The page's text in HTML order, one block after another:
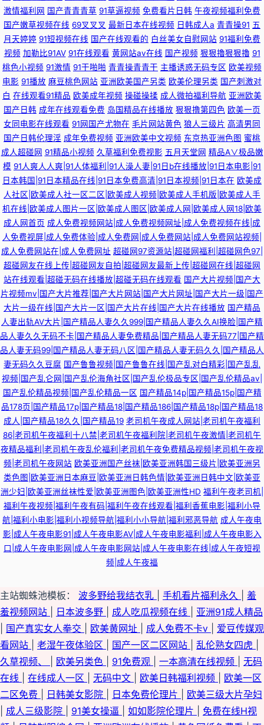
激情福利网 国产青青青草 91草逼视频 免费看片日韩 午夜视频福利免费
国产嫩草视频在线 69叉叉叉 最新日本在线视频 日韩成人a 青青操91 五
月天婷婷 91短视频在线 国产在线观看的 白丝美女自慰网站 91福利免费
视频 加勒比91AV 91在线观看 黄网站av在线 国产视频 狠狠擼狠狠擼 91
桃色小视频 91激情 91干啪啪 青青操青青干 主播诱惑无码专区 欧美视频
电影 91播放 麻豆桃色网站 亚洲欧美国产另类 欧美伦理另类 国产刺激对
白 在线观看91精品 欧美成年视频 操碰操揉 成人微拍福利导航 亚洲欧美
国产日韩 成年在线观看免费 岛国精品在线播放 狠狠撸第四色 欧美一页
女同电影在线观看 91网国产尤物在 毛片网站黄色 狼人三级片 高清男同
国产日韩伦理淫 成年免费视频 亚洲欧美中文视频 东京热亚洲色图 蜜桃
成人超碰网 91精品小视频 久草福利免费视影 五月天堂网 精品A∨极品嫩
模 91人爽人人爽|91人体福利|91人澡人妻|91日b在线播放|91日本电影|91
日本韩国|91日本精品在线|91日本免费高清|91日本视频|91日本在 欧美成
人社区|欧美成人社一区二区|欧美成人视频|欧美成人手机版|欧美成人手
机在线|欧美成人图片一区|欧美成人图区|欧美成人网|欧美成人网18|欧美
成人网首页 成人免费视频网站|成人免费视频网址|成人免费视频在线|成
人免费视屏|成人免费体验|成人免费网|成人免费网站|成人免费网站视频|
成人免费网站在|成人免费网址 超碰网97资源站|超碰网福利|超碰网色97|
超碰网友在线上传|超碰网友自拍|超碰网友最新上传|超碰网在线|超碰网
站在线观看|超碰无码在线播放|超碰无码在线观看 国产大片视频|国产大
片视频mv|国产大片推荐|国产大片网站|国产大片网址|国产大片一级|国产
大片一级在线|国产大片一区|国产大片在线|国产大片在线播放 国产精品
人妻出轨AV大片|国产精品人妻久久999|国产精品人妻久久AI换脸|国产精
品人妻久久无码不卡|国产精品人妻免费精品|国产精品人妻无码77|国产精
品人妻无码99|国产精品人妻无码八区|国产精品人妻无码久久|国产精品人
妻无码久久豆腐 国产鲁鲁视频|国产鲁鲁在线|国产乱对白精彩|国产乱乱
视频|国产乱仑网|国产乱伦海角社区|国产乱伦极品专区|国产乱伦精品av|
国产乱伦精品视频|国产乱伦精品一区 国产精品14p|国产精品15p|国产精
品178页|国产精品17p|国产精品18|国产精品186|国产精品18p|国产精品18
成人|国产精品18久久|国产精品19 老司机午夜成人网站|老司机午夜福利
86|老司机午夜福利十八禁|老司机午夜福利院|老司机午夜激情|老司机午
夜精品福利|老司机午夜乱伦福利|老司机午夜免费精品视频|老司机午夜视
频|老司机午夜网站 欧美亚洲国产丝袜|欧美亚洲韩国三级片|欧美亚洲另
类色图|欧美亚洲日本麻豆|欧美亚洲日韩色情|欧美亚洲日韩中文|欧美亚
洲少妇|欧美亚洲丝袜性爱|欧美亚洲图色|欧美亚洲性HD 福利午夜老司机|
福利午夜视频|福利午夜有码|福利午夜在线观看|福利香蕉电影|福利小导
航|福利小电影|福利小视频导航|福利小小导航|福利邪恶导航 成人午夜电
影|成人午夜电影91|成人午夜电影AV|成人午夜电影福利|成人午夜电影入
口|成人午夜电影网|成人午夜电影网站|成人午夜电影在线|成人午夜短视
频|成人午夜福
主站蜘蛛池模板： 波多野给我结衣乳 手机看片福利永久
羞
羞视频网站
日本波多野 成人吃瓜视频在线
亚洲91成人精品
国产真实女人拳交 欧美黄网址 成人免费不卡ⅴ
爱豆传媒观
看网站
老湿午夜体验区 国产一区二区网站 乱伦熟女四虎
久草视频、
欧美另类色 91免费观 一本高清在线视频
无码
在线
在线成人一区 无码中文 欧美日韩福利视频
欧美一区
二区免费
日韩美女影院 日本免费伦理片
欧美三级大片孕妇
成人三级影院 91美女操逼 如如影院伦理片
免费在线H视